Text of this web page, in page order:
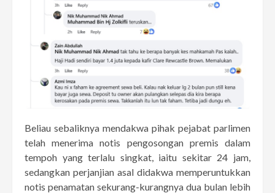
Beliau sebaliknya mendakwa pihak pejabat parlimen
telah menerima notis pengosongan premis dalam
tempoh yang terlalu singkat, iaitu sekitar 24 jam,
sedangkan perjanjian asal didakwa memperuntukkan
notis penamatan sekurang-kurangnya dua bulan lebih